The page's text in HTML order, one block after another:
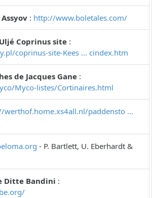
: http://www.boletales.com/
Coprinus site :
coprinus-site-Kees ... cindex.htm
de Jacques Gane :
Myco-listes/Cortinaires.html
werthof.home.xs4all.nl/paddensto ...
- P. Bartlett, U. Eberhardt &
Ditte Bandini :